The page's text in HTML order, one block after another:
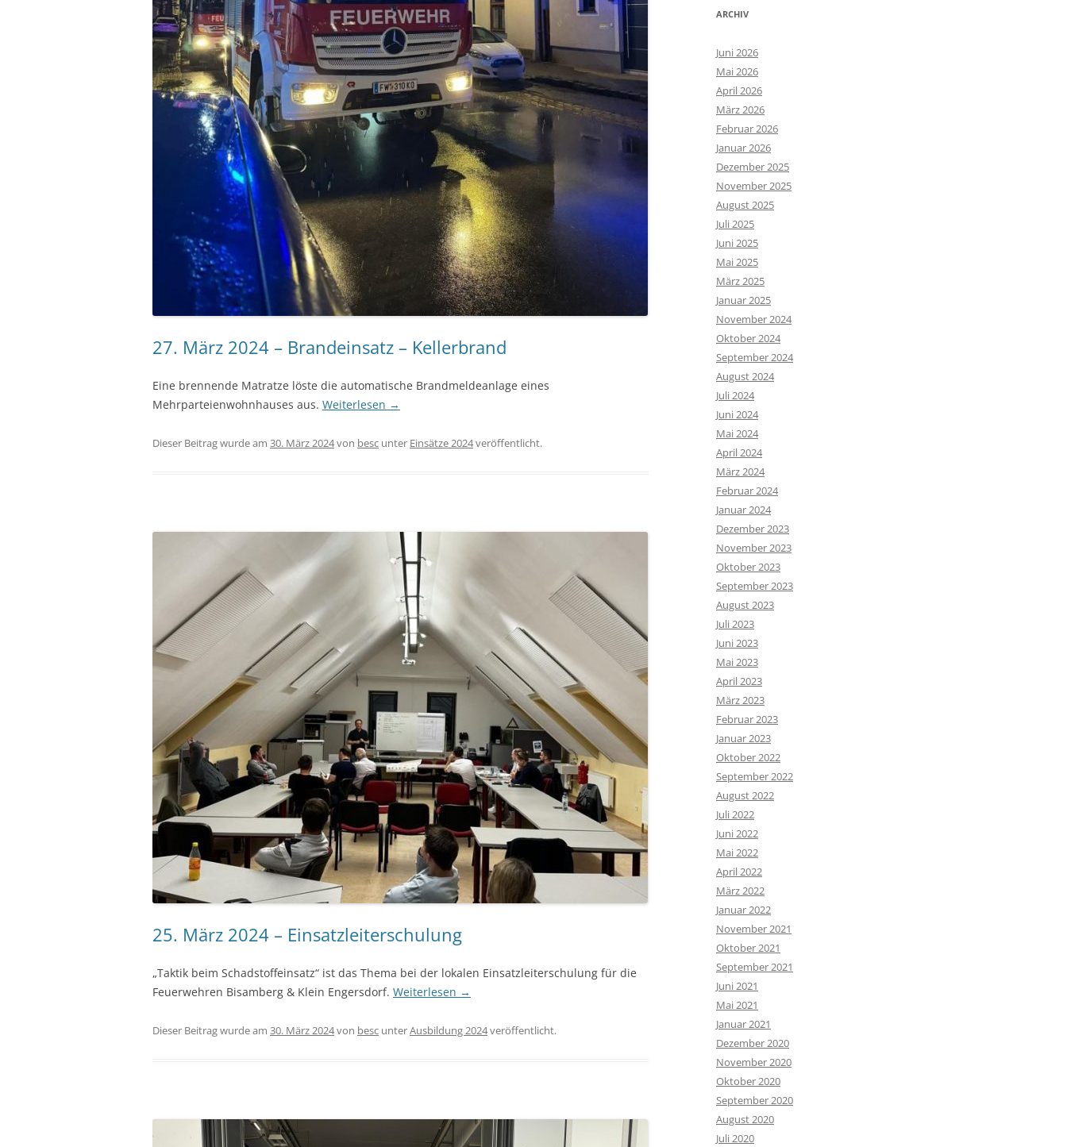
27. März 2024 – Brandeinsatz – Kellerbrand
Eine brennende Matratze löste die automatische Brandmeldeanlage eines
Mehrparteienwohnhauses aus. Weiterlesen →
Dieser Beitrag wurde am 30. März 2024von besc unter Einsätze 2024veröffentlicht.
25. März 2024 – Einsatzleiterschulung
„Taktik beim Schadstoffeinsatz“ ist das Thema bei der lokalen Einsatzleiterschulung für die
Feuerwehren Bisamberg & Klein Engersdorf. Weiterlesen →
Dieser Beitrag wurde am 30. März 2024von besc unterAusbildung 2024veröffentlicht.
ARCHIV
Juni 2026
Mai 2026
April 2026
März 2026
Februar 2026
Januar 2026
Dezember 2025
November 2025
August 2025
Juli 2025
Juni 2025
Mai 2025
März 2025
Januar 2025
November 2024
Oktober 2024
September 2024
August 2024
Juli 2024
Juni 2024
Mai 2024
April 2024
März 2024
Februar 2024
Januar 2024
Dezember 2023
November 2023
Oktober 2023
September 2023
August 2023
Juli 2023
Juni 2023
Mai 2023
April 2023
März 2023
Februar 2023
Januar 2023
Oktober 2022
September 2022
August 2022
Juli 2022
Juni 2022
Mai 2022
April 2022
März 2022
Januar 2022
November 2021
Oktober 2021
September 2021
Juni 2021
Mai 2021
Januar 2021
Dezember 2020
November 2020
Oktober 2020
September 2020
August 2020
Juli 2020